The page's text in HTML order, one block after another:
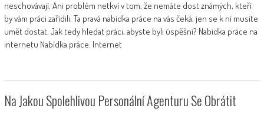
neschovávají. Ani problém netkví v tom, že nemáte dost známých, kteří
by vám práci zařídili. Ta pravá nabídka práce na vás čeká, jen se k ní musíte
umět dostat. Jak tedy hledat práci, abyste byli úspěšní? Nabídka práce na
internetu Nabídka práce. Internet
Na Jakou Spolehlivou Personální Agenturu Se Obrátit